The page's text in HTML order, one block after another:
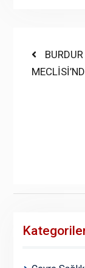
YazıPrevious
post: